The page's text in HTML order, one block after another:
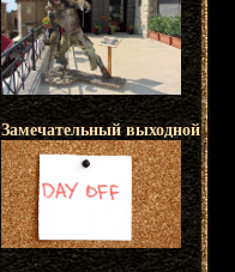
Замечательный выходной